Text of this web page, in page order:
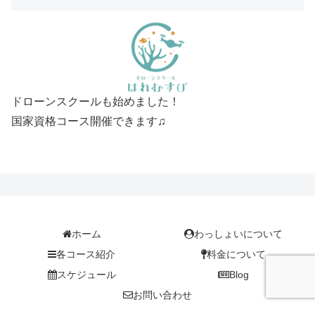
ドローンスクールも始めました！
国家資格コース開催できます♫
ホーム
わっしょいについて
各コース紹介
料金について
スケジュール
Blog
お問い合わせ